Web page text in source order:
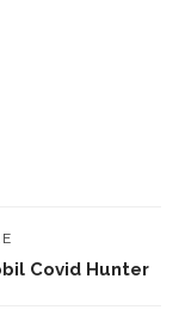
Covid Hunter